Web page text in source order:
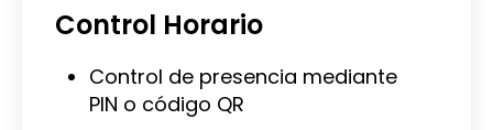
Control Horario
Control de presencia mediante
PIN o código QR